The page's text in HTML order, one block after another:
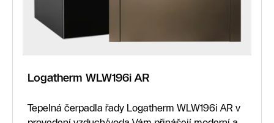
Logatherm WLW196i AR
Tepelná čerpadla řady Logatherm WLW196i AR v